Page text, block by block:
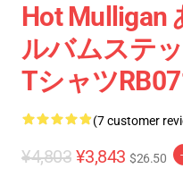
Hot Mulligan
ルバムステ
Tシャツ
(7 customer
¥4,803 ¥3,843 $26.50